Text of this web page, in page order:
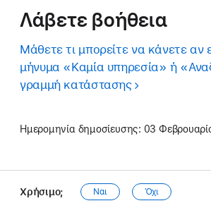
Λάβετε βοήθεια
Μάθετε τι μπορείτε να κάνετε αν
μήνυμα «Καμία υπηρεσία» ή
γραμμή κατάστασης
Ημερομηνία δημοσίευσης: 03
Χρήσιμο; Ναι Όχι